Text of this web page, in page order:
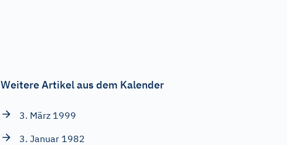
Weitere Artikel aus dem Kalender
3. März 1999
3. Januar 1982